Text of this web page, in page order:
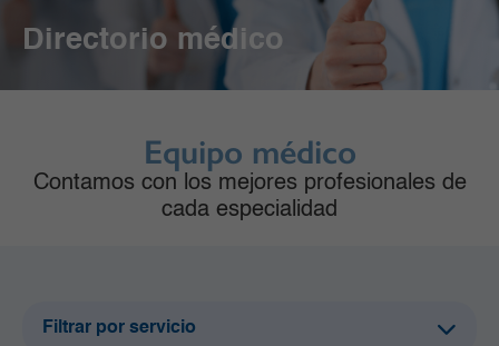
Directorio médico
Equipo médico
Contamos con los mejores profesionales de
cada especialidad
Filtrar por servicio